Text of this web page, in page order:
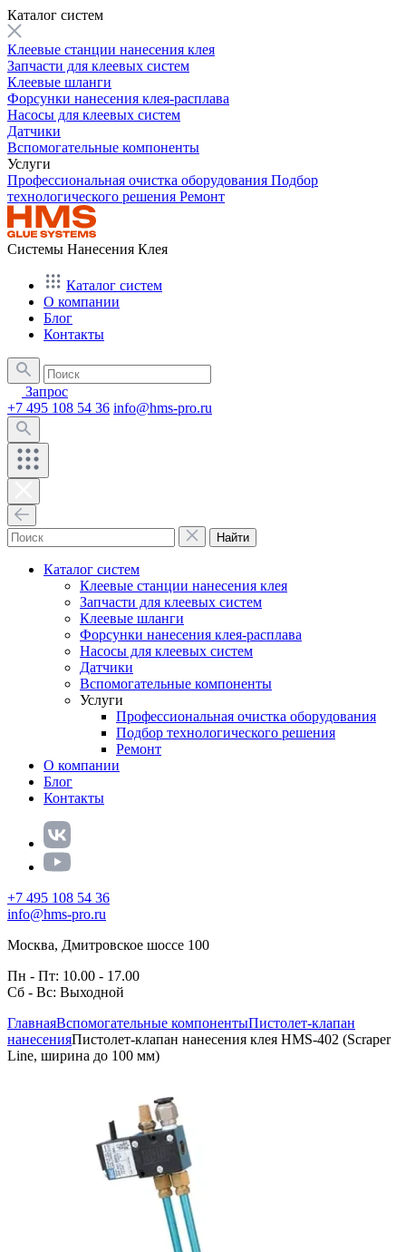
Каталог систем
Клеевые станции нанесения клея
Запчасти для клеевых систем
Клеевые шланги
Форсунки нанесения клея-расплава
Насосы для клеевых систем
Датчики
Вспомогательные компоненты
Услуги
Профессиональная очистка оборудования Подбор
технологического решения Ремонт
Системы Нанесения Клея
Каталог систем
О компании
Блог
Контакты
Запрос
+7 495 108 54 36 info@hms-pro.ru
Найти
Каталог систем
Клеевые станции нанесения клея
Запчасти для клеевых систем
Клеевые шланги
Форсунки нанесения клея-расплава
Насосы для клеевых систем
Датчики
Вспомогательные компоненты
Услуги
Профессиональная очистка оборудования
Подбор технологического решения
Ремонт
О компании
Блог
Контакты
+7 495 108 54 36
info@hms-pro.ru
Москва, Дмитровское шоссе 100
Пн - Пт: 10.00 - 17.00
Сб - Вс: Выходной
ГлавнаяВспомогательные компонентыПистолет-клапан
нанесенияПистолет-клапан нанесения клея HMS-402 (Scraper
Line, ширина до 100 мм)